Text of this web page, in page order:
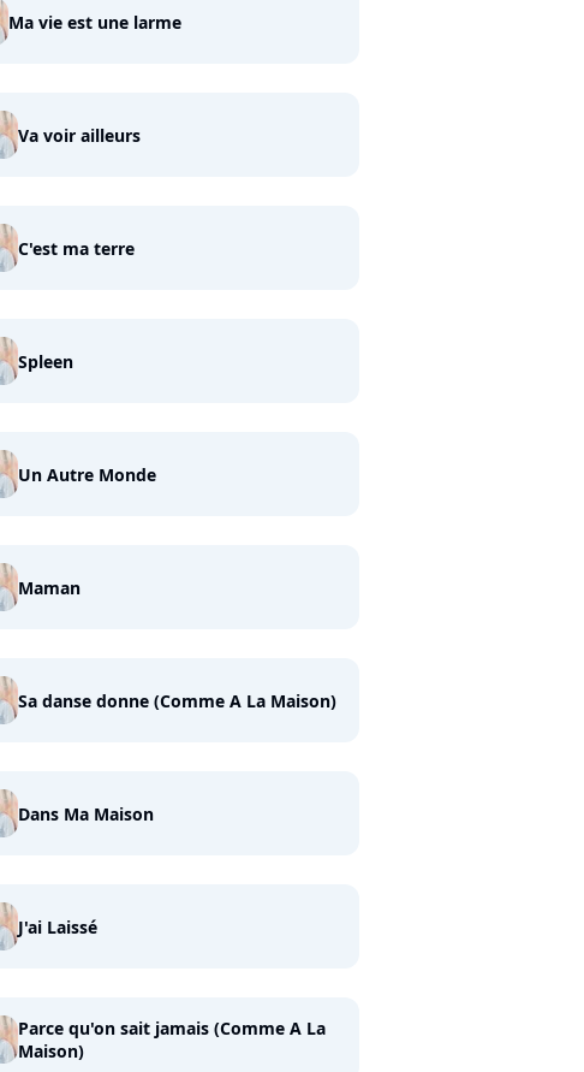
Ma vie est une larme
Va voir ailleurs
C'est ma terre
Spleen
Un Autre Monde
Maman
Sa danse donne (Comme A La Maison)
Dans Ma Maison
J'ai Laissé
Parce qu'on sait jamais (Comme A La
Maison)